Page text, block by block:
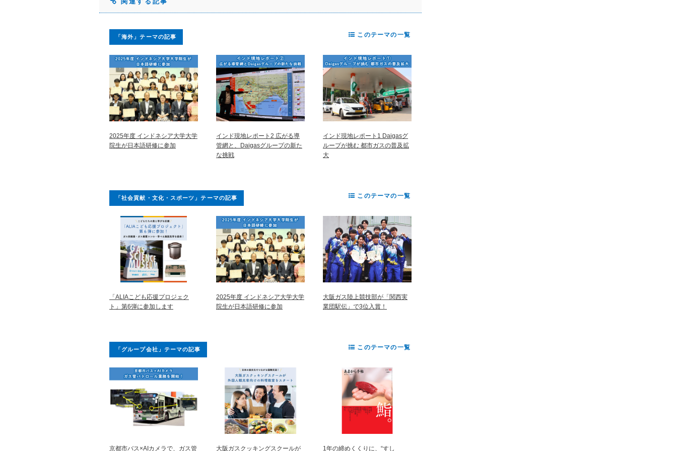
「海外」テーマの記事
2025年度 インドネシア大学大学
院生が日本語研修に参加
インド現地レポート2 広がる導
管網と、Daigasグループの新た
な挑戦
インド現地レポート1 Daigasグ
ループが挑む 都市ガスの普及拡
大
このテーマの一覧
「社会貢献・文化・スポーツ」テーマの記事
「ALIAこども応援プロジェク
ト」第6弾に参加します
2025年度 インドネシア大学大学
院生が日本語研修に参加
大阪ガス陸上競技部が「関西実
業団駅伝」で3位入賞！
このテーマの一覧
「グループ会社」テーマの記事
京都市バス×AIカメラで、ガス管 大阪ガスクッキングスクールが 1年の締めくくりに、“すし
このテーマの一覧